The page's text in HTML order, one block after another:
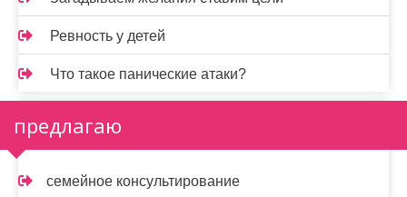
Ревность у детей
Что такое панические атаки?
предлагаю
семейное консультирование